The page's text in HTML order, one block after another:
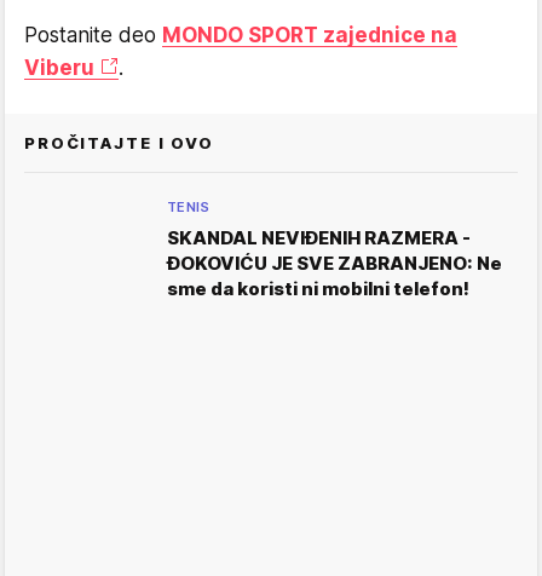
Postanite deo MONDO SPORT zajednice na
Viberu
.
PROČITAJTE I OVO
TENIS
SKANDAL NEVIĐENIH RAZMERA -
ĐOKOVIĆU JE SVE ZABRANJENO: Ne
sme da koristi ni mobilni telefon!